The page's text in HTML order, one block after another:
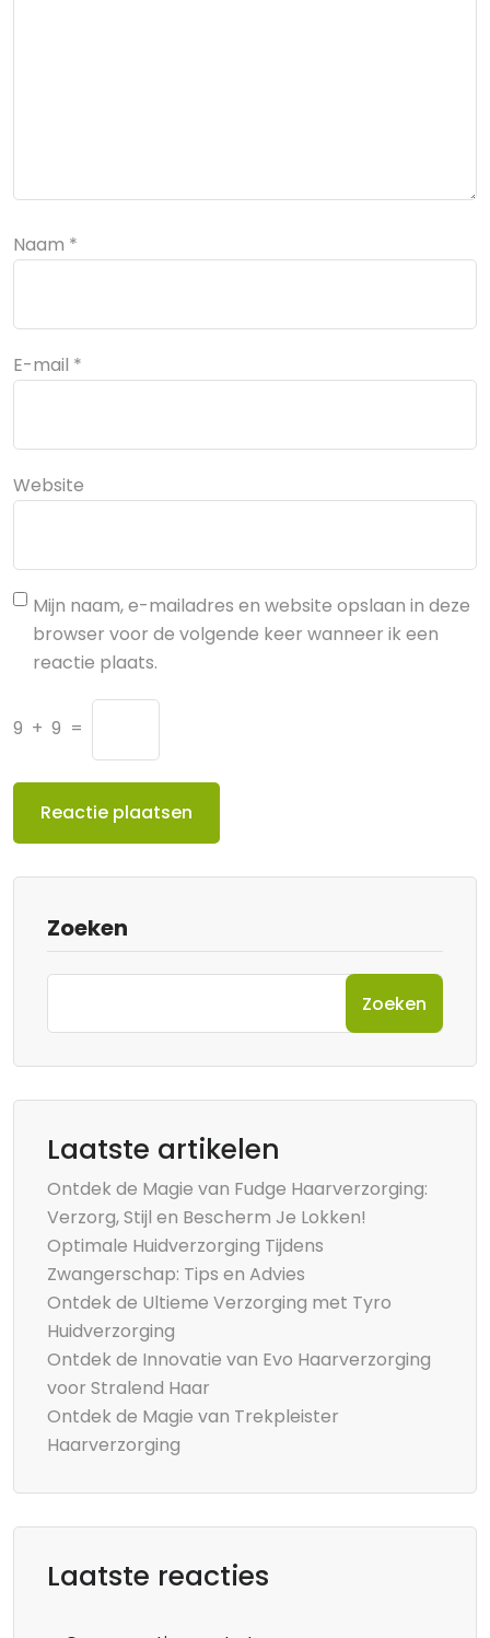
Naam *
E-mail *
Website
Mijn naam, e-mailadres en website opslaan in deze
browser voor de volgende keer wanneer ik een
reactie plaats.
9 + 9 =
Zoeken
Zoeken
Laatste artikelen
Ontdek de Magie van Fudge Haarverzorging:
Verzorg, Stijl en Bescherm Je Lokken!
Optimale Huidverzorging Tijdens
Zwangerschap: Tips en Advies
Ontdek de Ultieme Verzorging met Tyro
Huidverzorging
Ontdek de Innovatie van Evo Haarverzorging
voor Stralend Haar
Ontdek de Magie van Trekpleister
Haarverzorging
Laatste reacties